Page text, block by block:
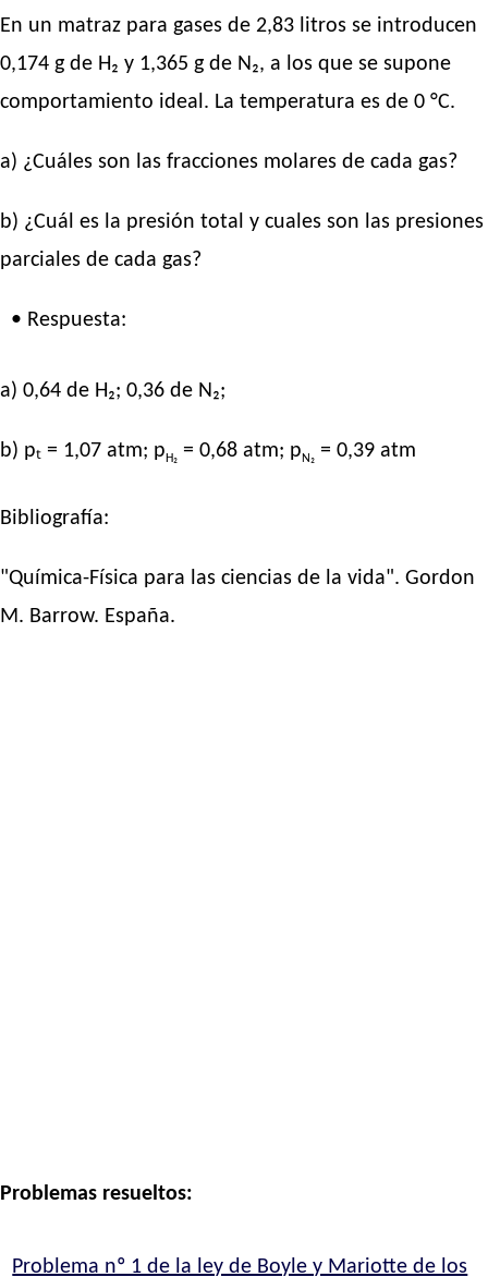
En un matraz para gases de 2,83 litros se introducen
0,174 g de H₂ y 1,365 g de N₂, a los que se supone
comportamiento ideal. La temperatura es de 0 °C.
a) ¿Cuáles son las fracciones molares de cada gas?
b) ¿Cuál es la presión total y cuales son las presiones
parciales de cada gas?
• Respuesta:
a) 0,64 de H₂; 0,36 de N₂;
b) pₜ = 1,07 atm; p H₂ = 0,68 atm; pN₂ = 0,39 atm
Bibliografía:
"Química-Física para las ciencias de la vida". Gordon
M. Barrow. España.
Problemas resueltos:
Problema nº 1 de la ley de Boyle y Mariotte de los